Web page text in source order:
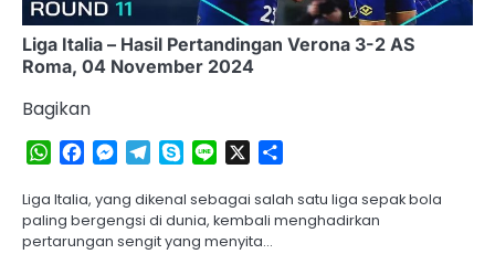
Liga Italia – Hasil Pertandingan Verona 3-2 AS
Roma, 04 November 2024
Bagikan
WhatsApp
Facebook
Messenger
Telegram
SkypeLine
Liga Italia, yang dikenal sebagai salah satu liga sepak bola
paling bergengsi di dunia, kembali menghadirkan
pertarungan sengit yang menyita…